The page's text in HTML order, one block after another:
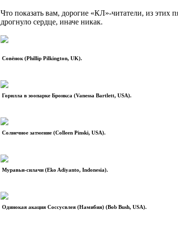
Что показать вам, дорогие «КЛ»-читатели, из этих
дрогнуло сердце, иначе никак.
Совёнок (Phillip Pilkington, UK).
Горилла в зоопарке Бронкса (Vanessa Bartlett, USA).
Солнечное затмение (Colleen Pinski, USA).
Муравьи-силачи (Eko Adiyanto, Indonesia).
Одинокая акация Соссусвлея (Намибия) (Bob Bush, USA).